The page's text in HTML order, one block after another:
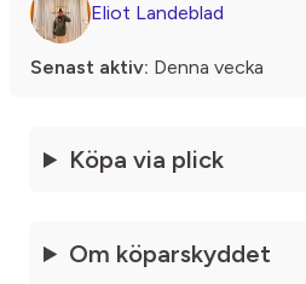
Eliot Landeblad
Senast aktiv: Denna vecka
Köpa via plick
Om köparskyddet